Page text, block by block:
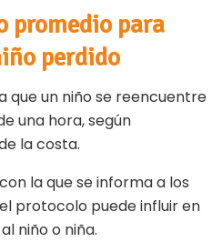
promedio para
perdido
que un niño se reencuentre
una hora, según
la costa.
la que se informa a los
protocolo puede influir en
niño o niña.